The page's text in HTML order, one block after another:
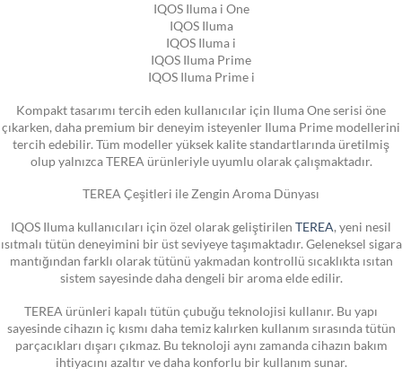
IQOS Iluma i One
IQOS Iluma
IQOS Iluma i
IQOS Iluma Prime
IQOS Iluma Prime i
Kompakt tasarımı tercih eden kullanıcılar için Iluma One serisi öne
çıkarken, daha premium bir deneyim isteyenler Iluma Prime modellerini
tercih edebilir. Tüm modeller yüksek kalite standartlarında üretilmiş
olup yalnızca TEREA ürünleriyle uyumlu olarak çalışmaktadır.
TEREA Çeşitleri ile Zengin Aroma Dünyası
IQOS Iluma kullanıcıları için özel olarak geliştirilen TEREA, yeni nesil
ısıtmalı tütün deneyimini bir üst seviyeye taşımaktadır. Geleneksel sigara
mantığından farklı olarak tütünü yakmadan kontrollü sıcaklıkta ısıtan
sistem sayesinde daha dengeli bir aroma elde edilir.
TEREA ürünleri kapalı tütün çubuğu teknolojisi kullanır. Bu yapı
sayesinde cihazın iç kısmı daha temiz kalırken kullanım sırasında tütün
parçacıkları dışarı çıkmaz. Bu teknoloji aynı zamanda cihazın bakım
ihtiyacını azaltır ve daha konforlu bir kullanım sunar.